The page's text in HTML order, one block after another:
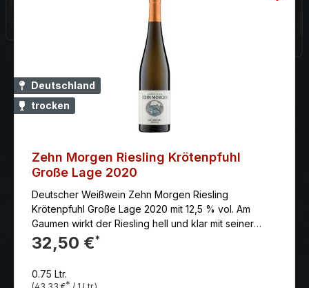
Deutschland
trocken
Zehn Morgen Riesling Krötenpfuhl
Große Lage 2020
Deutscher Weißwein Zehn Morgen Riesling
Krötenpfuhl Große Lage 2020 mit 12,5 % vol. Am
Gaumen wirkt der Riesling hell und klar mit seiner
prägnanten Säure, die ihren Bogen vom ersten
Moment an bis weit ins Finale spannt, das von einer
dominieren Zitronen und Limetten mit gelber und
32,50 €*
0.75 Ltr.
*